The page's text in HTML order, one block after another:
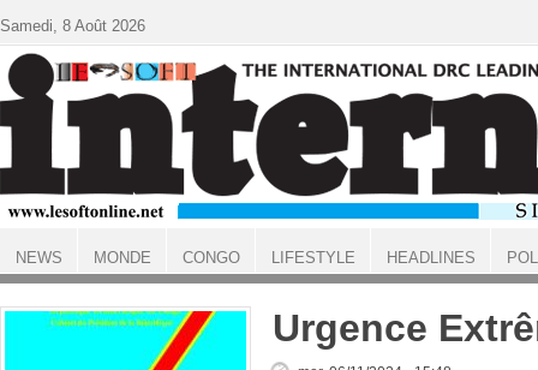
ACCUEIL
Urgence
Samedi, 8 Août 2026
NEWS MONDE CONGO LIFESTYLE HEADLINES